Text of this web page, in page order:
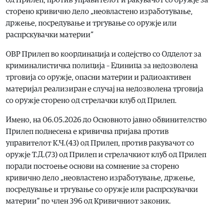
сторено кривично дело „неовластено изработување,
држење, посредување и тргување со оружје или
распрскувачки материи“
ОВР Прилеп во координација и содејство со Одделот за
криминалистичка полиција – Единица за недозволена
трговија со оружје, опасни материи и радиоактивен
материјал реализиран е случај на недозволена трговија
со оружје сторено од стрелачки клуб од Прилеп.
Имено, на 06.05.2026 до Основното јавно обвинителство
Прилеп поднесена е кривична пријава против
управителот К.Ч.(43) од Прилеп, против ракувачот со
оружје Т.Д.(73) од Прилеп и стрелачкиот клуб од Прилеп
поради постоење основи на сомнение за сторено
кривично дело „неовластено изработување, држење,
посредување и тргување со оружје или распрскувачки
материи“ по член 396 од Кривичниот законик.